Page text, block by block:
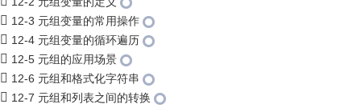
12-3 元组变量的常用操作
12-4 元组变量的循环遍历
12-5 元组的应用场景
12-6 元组和格式化字符串
12-7 元组和列表之间的转换